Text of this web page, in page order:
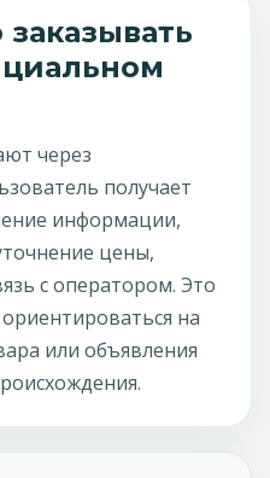
через
получает
информации,
цены,
с оператором. Это
на
или объявления